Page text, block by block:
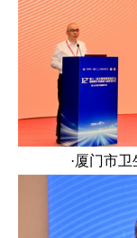
·厦门市